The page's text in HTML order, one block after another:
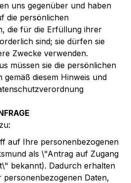
uns gegenüber und haben
die persönlichen
die für die Erfüllung ihrer
sind; sie dürfen sie
Zwecke verwenden.
müssen sie die persönlichen
gemäß diesem Hinweis und
auf Ihre personenbezogenen
als \"Antrag auf Zugang
bekannt). Dadurch erhalten
personenbezogenen Daten,